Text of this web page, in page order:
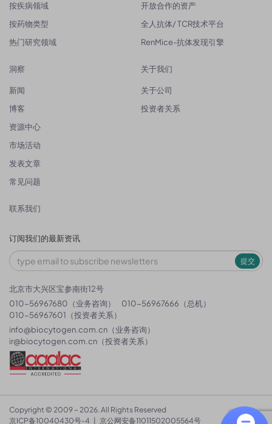
按疾病领域
按药物类型
热门研究领域
开放合作的资产
全人抗体/ TCR技术平台
RenMice-抗体发现引擎
洞察
新闻
博客
资源中心
市场活动
发表文章
常见问题
关于我们
关于公司
投资者关系
联系我们
订阅我们的最新资讯
提交
北京市大兴区宝参南街12号
010-56967680（业务咨询）
010-56967666（总机）
010-56967601（投资者关系）
info@biocytogen.com.cn （业务咨询）
ir@biocytogen.com.cn （投资者关系）
Copyright © 2009 ~ 2026. All Rights Reserved
京ICP备10040430号-4
京公网安备11011502005564号